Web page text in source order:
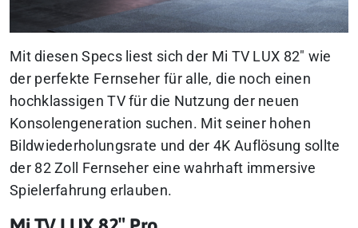
Mit diesen Specs liest sich der Mi TV LUX 82″ wie
der perfekte Fernseher für alle, die noch einen
hochklassigen TV für die Nutzung der neuen
Konsolengeneration suchen. Mit seiner hohen
Bildwiederholungsrate und der 4K Auflösung sollte
der 82 Zoll Fernseher eine wahrhaft immersive
Spielerfahrung erlauben.